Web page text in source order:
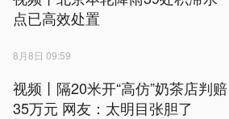
点已高效处置
8月8日 09:59
视频丨隔20米开“高仿”奶茶店判赔
35万元 网友：太明目张胆了